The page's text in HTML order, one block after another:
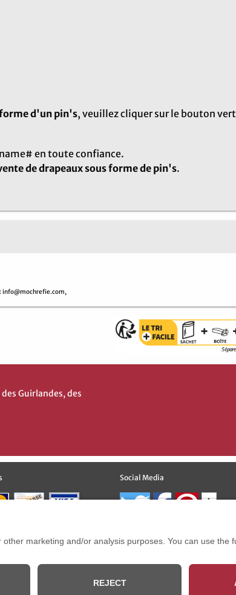
d'un pin's, veuillez cliquer sur le bouton vert
en toute confiance.
de drapeaux sous forme de pin's.
: info@mochrefie.com,
Guirlandes, des
Social Media